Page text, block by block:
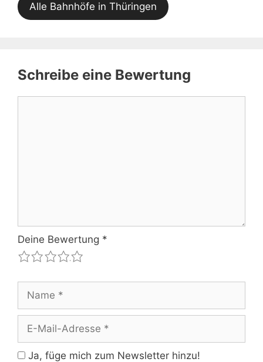
Alle Bahnhöfe in Thüringen
Schreibe eine Bewertung
Deine Bewertung *
4
3
2
1
Mail-
Adresse
Ja, füge mich zum Newsletter hinzu!